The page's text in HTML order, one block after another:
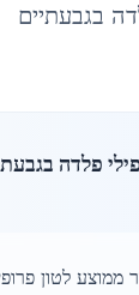
בגבעתיים
פלדה
מחיר ממוצע לטון